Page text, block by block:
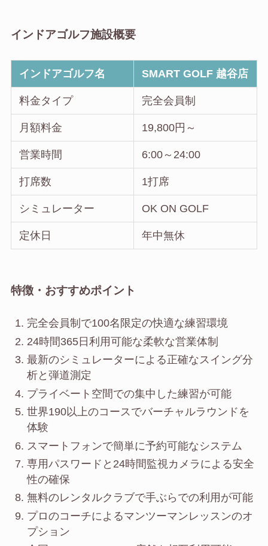
インドアゴルフ施設概要
インドアゴルフ名 SMART GOLF 越谷店
料金タイプ 完全会員制
月額料金 19,800円～
営業時間 6:00～24:00
打席数 1打席
シミュレーター OK ON GOLF
定休日 年中無休
特徴・おすすめポイント
完全会員制で100名限定の快適な練習環境
24時間365日利用可能な柔軟な営業体制
最新のシミュレーターによる正確なスイング分
析と弾道測定
プライベート空間での集中した練習が可能
世界190以上のコースでバーチャルラウンドを
体験
スマートフォンで簡単に予約可能なシステム
専用パスワードと24時間監視カメラによる安全
性の確保
無料のレンタルクラブで手ぶらでの利用が可能
プロのコーチによるマンツーマンレッスンのオ
プション